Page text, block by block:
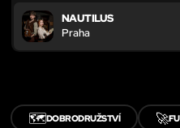
NAUTILUS
Praha
🗺️DOBRODRUŽSTVÍ 🚀